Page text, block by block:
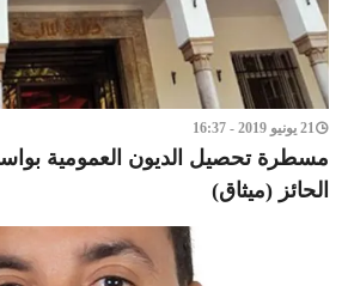
21 يونيو 2019 - 16:37
مسطرة تحصيل الديون العمومية
الحائز (ميثاق)